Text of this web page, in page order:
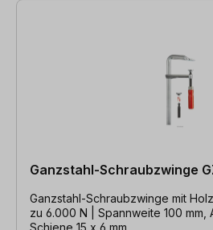
Ganzstahl-Schraubzwinge
Ganzstahl-Schraubzwinge mit
zu 6.000 N | Spannweite 100 mm,
Schiene 15 x 6 mm